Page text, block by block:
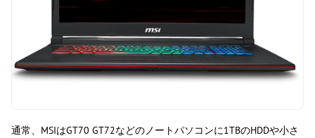
通常、MSIはGT70 GT72などのノートパソコンに1TBのHDDや小さ